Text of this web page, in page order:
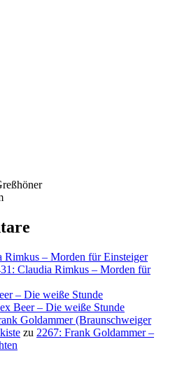
Rimkus – Morden für Einsteiger
Claudia Rimkus – Morden für
– Die weiße Stunde
Beer – Die weiße Stunde
Goldammer (Braunschweiger
zu 2267: Frank Goldammer –